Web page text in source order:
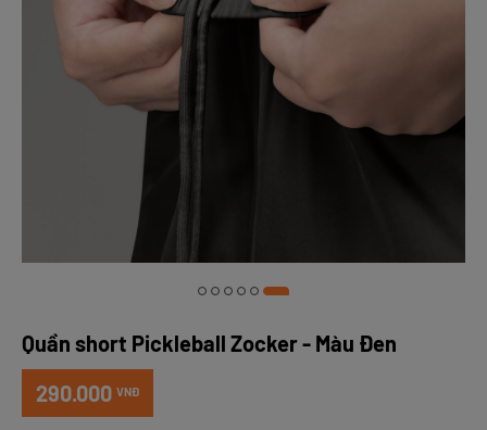
Quần short Pickleball Zocker - Màu Đen
290.000 VNĐ